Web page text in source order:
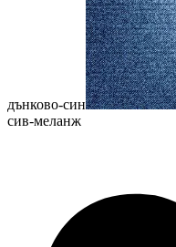
дънково-син
сив-меланж